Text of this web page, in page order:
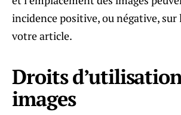
incidence positive, ou négative, sur
votre article.
Droits
images